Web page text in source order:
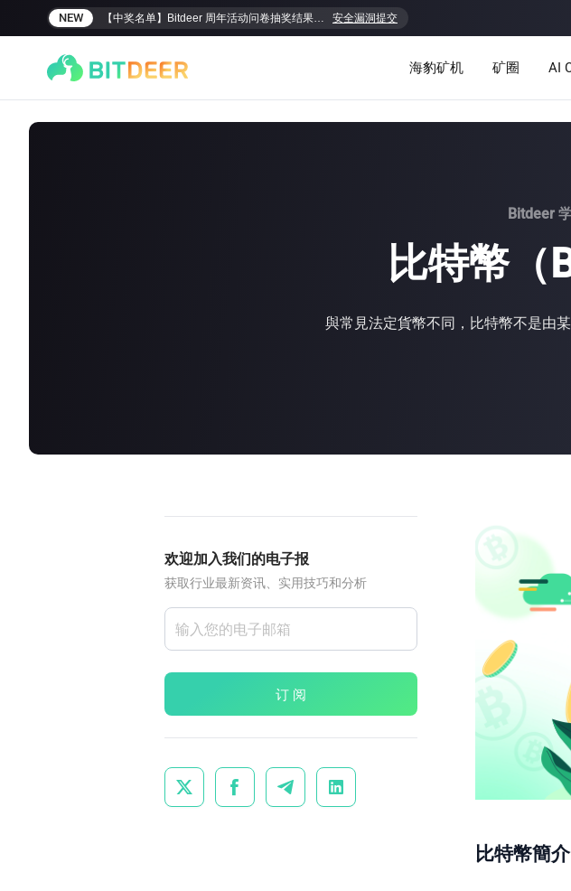
NEW 【中奖名单】Bitdeer 周年活动问卷抽奖结果揭晓！ 安全漏洞提交
海豹矿机
660T | 12.5J/T 336 PCS |
矿圈 AI
服
资
Bitdeer
比特幣（
與常見法定貨幣不同，比特幣不是由
欢迎加入我们的电子报
获取行业最新资讯、实用技巧和分析
订 阅
   
比特幣簡介